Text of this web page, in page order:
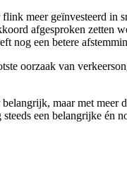
meer geïnvesteerd in
afgesproken zetten
nog een betere
oorzaak van
maar met
een belangrijke én